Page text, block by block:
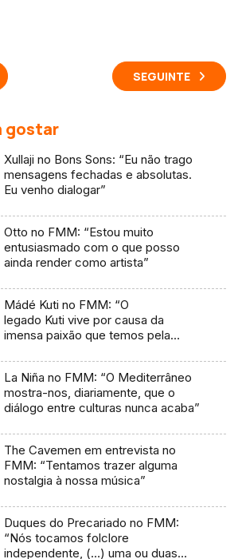
SEGUINTE
gostar
Xullaji no Bons Sons: “Eu não trago
mensagens fechadas e absolutas.
Eu venho dialogar”
Otto no FMM: “Estou muito
entusiasmado com o que posso
ainda render como artista”
Mádé Kuti no FMM: “O
legado Kuti vive por causa da
imensa paixão que temos pela
La Niña no FMM: “O Mediterrâneo
mostra-nos, diariamente, que o
diálogo entre culturas nunca acaba”
The Cavemen em entrevista no
FMM: “Tentamos trazer alguma
nostalgia à nossa música”
Duques do Precariado no FMM:
“Nós tocamos folclore
independente, (…) uma ou duas